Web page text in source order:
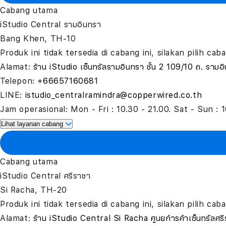
Cabang utama
iStudio Central รามอินทรา
Bang Khen, TH-10
Produk ini tidak tersedia di cabang ini, silakan pilih
Alamat: ร้าน iStudio เซ็นทรัลรามอินทรา ชั้น 2 109/10 ถ. รา
Telepon: +66657160681
LINE: istudio_centralramindra@copperwired.co.th
Jam operasional: Mon - Fri : 10.30 - 21.00. Sat - Sun :
Lihat layanan cabang
Cabang utama
iStudio Central ศรีราชา
Si Racha, TH-20
Produk ini tidak tersedia di cabang ini, silakan pilih
Alamat: ร้าน iStudio Central Si Racha ศูนยก์ารค้าเซ็นทรัลศ